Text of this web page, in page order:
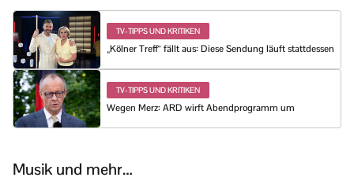
TV-TIPPS UND KRITIKEN
„Kölner Treff“ fällt aus: Diese Sendung läuft stattdessen
TV-TIPPS UND KRITIKEN
Wegen Merz: ARD wirft Abendprogramm um
Musik und mehr…